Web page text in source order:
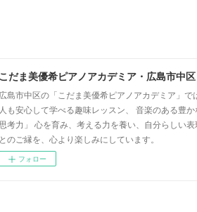
こだま美優希ピアノアカデミア・広島市中区
広島市中区の「こだま美優希ピアノアカデミア」
人も安心して学べる趣味レッスン、 音楽のある豊
思考力」 心を育み、考える力を養い、自分らしい
とのご縁を、心より楽しみにしています。
フォロー